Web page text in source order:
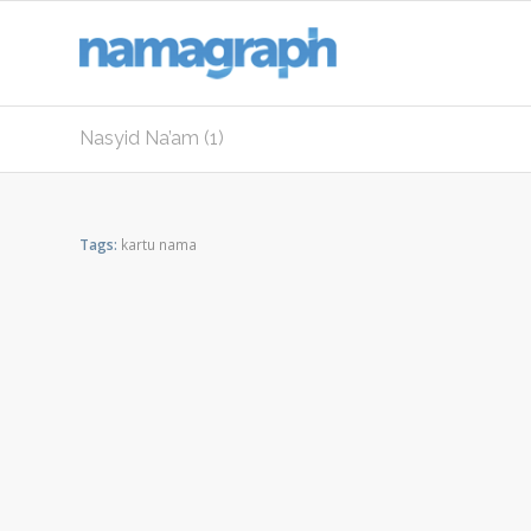
Nasyid Na’am (1)
Tags: kartu nama